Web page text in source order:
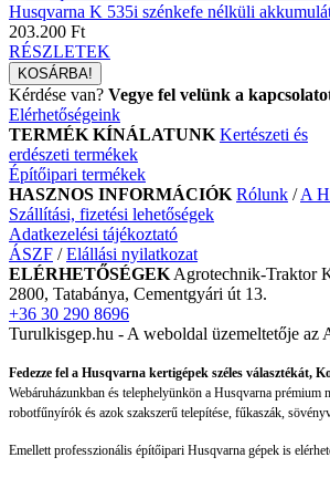
Husqvarna K 535i szénkefe nélküli
203.200 Ft
RÉSZLETEK
Kérdése van? Vegye fel velünk a
Elérhetőségeink
TERMÉK KÍNÁLATUNK Kertészeti és
erdészeti termékek
Építőipari termékek
HASZNOS INFORMÁCIÓK Rólunk /A
Szállítási, fizetési lehetőségek
Adatkezelési tájékoztató
ÁSZF /Elállási nyilatkozat
ELÉRHETŐSÉGEK Agrotechnik-Traktor
2800, Tatabánya, Cementgyári út 13.
+36 30 290 8696
Turulkisgep.hu - A weboldal üzemeltetője
Fedezze fel a Husqvarna kertigépek széles választékát,
Webáruházunkban és telephelyünkön a Husqvarna
robotfűnyírók és azok szakszerű telepítése, fűkaszák,
Emellett professzionális építőipari Husqvarna gépek is